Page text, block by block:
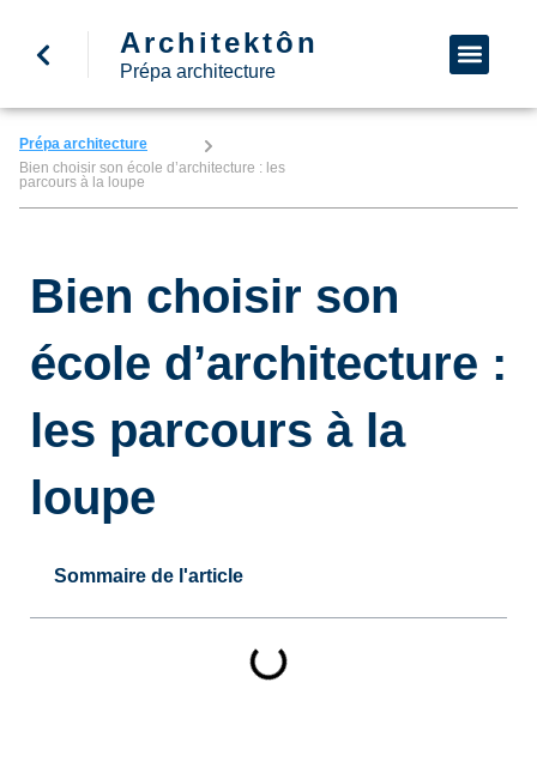
Architektôn
Prépa architecture
Prépa architecture
Bien choisir son école d’architecture : les
parcours à la loupe
Bien choisir son
école d’architecture :
les parcours à la
loupe
Sommaire de l'article